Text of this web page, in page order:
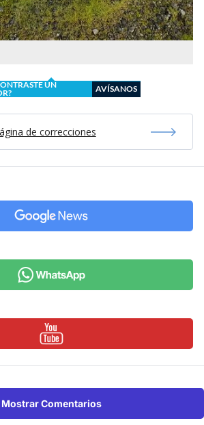
UN
AVÍSANOS
de correcciones
Mostrar Comentarios